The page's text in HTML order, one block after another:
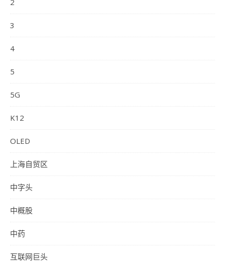
2
3
4
5
5G
K12
OLED
上海自贸区
中字头
中概股
中药
互联网巨头